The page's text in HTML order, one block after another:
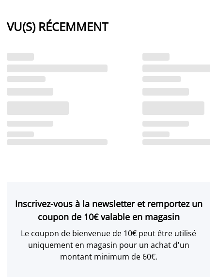
VU(S) RÉCEMMENT
Inscrivez-vous à la newsletter et remportez un
coupon de 10€ valable en magasin
Le coupon de bienvenue de 10€ peut être utilisé
uniquement en magasin pour un achat d'un
montant minimum de 60€.